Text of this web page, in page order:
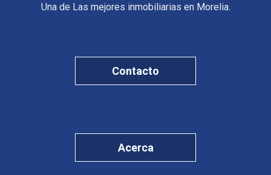
Una de Las mejores inmobiliarias en Morelia.